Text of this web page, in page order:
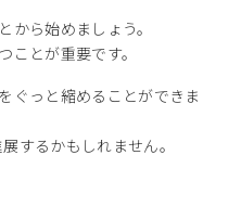
から始めましょう。
ことが重要です。
ぐっと縮めることができま
するかもしれません。